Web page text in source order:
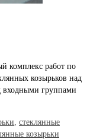
работ по
козырьков над
входными группами
стеклянные
козырьки